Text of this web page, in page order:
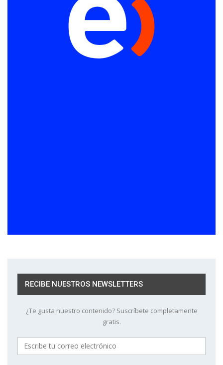
RECIBE NUESTROS NEWSLETTERS
¿Te gusta nuestro contenido? Suscríbete completamente
gratis.